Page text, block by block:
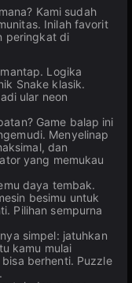
Kami sudah
Inilah favorit
peringkat di
Logika
Snake klasik.
ular neon
Game balap ini
Menyelinap
dan
yang memukau
daya tembak.
besimu untuk
Pilihan sempurna
simpel: jatuhkan
kamu mulai
berhenti. Puzzle